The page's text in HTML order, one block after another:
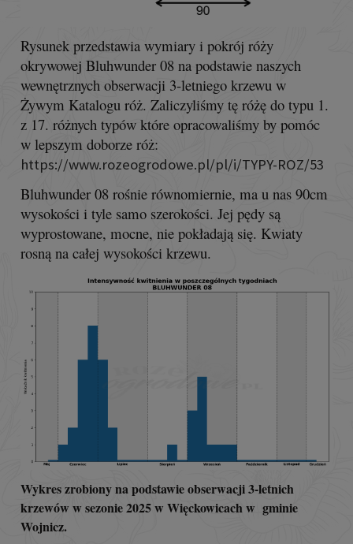
Rysunek przedstawia wymiary i pokrój róży
okrywowej Bluhwunder 08 na podstawie naszych
wewnętrznych obserwacji 3-letniego krzewu w
Żywym Katalogu róż. Zaliczyliśmy tę różę do typu 1.
z 17. różnych typów które opracowaliśmy by pomóc
w lepszym doborze róż:
https://www.rozeogrodowe.pl/pl/i/TYPY-ROZ/53
Bluhwunder 08 rośnie równomiernie, ma u nas 90cm
wysokości i tyle samo szerokości. Jej pędy są
wyprostowane, mocne, nie pokładają się. Kwiaty
rosną na całej wysokości krzewu.
Wykres zrobiony na podstawie obserwacji 3-letnich
krzewów w sezonie 2025 w Więckowicach w gminie
Wojnicz.